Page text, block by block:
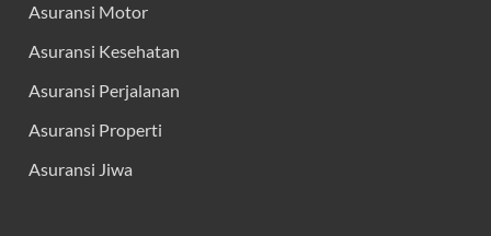
Asuransi Motor
Asuransi Kesehatan
Asuransi Perjalanan
Asuransi Properti
Asuransi Jiwa